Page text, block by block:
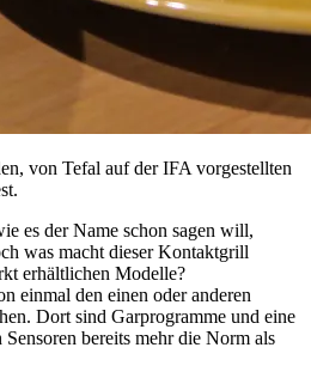
von Tefal auf der IFA vorgestellten
es der Name schon sagen will,
was macht dieser Kontaktgrill
erhältlichen Modelle?
einmal den einen oder anderen
Dort sind Garprogramme und eine
bereits mehr die Norm als